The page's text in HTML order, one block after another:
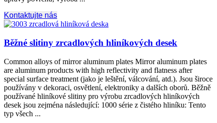
Kontaktujte nás
Běžné slitiny zrcadlových hliníkových desek
Common alloys of mirror aluminum plates Mirror aluminum plates
are aluminum products with high reflectivity and flatness after
special surface treatment (jako je leštění, válcování, atd.). Jsou široce
používány v dekoraci, osvětlení, elektroniky a dalších oborů. Běžně
používané hliníkové slitiny pro výrobu zrcadlových hliníkových
desek jsou zejména následující: 1000 série z čistého hliníku: Tento
typ všech ...